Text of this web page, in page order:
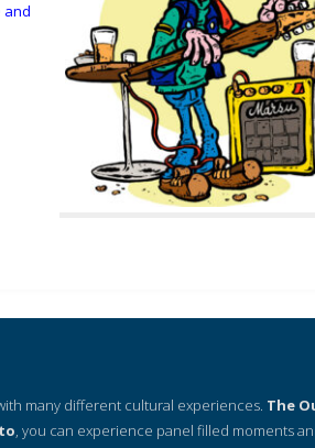
and
many different cultural experiences. The
, you can experience panel filled moments